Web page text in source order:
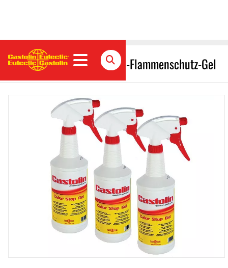
Calor Stop Gel - Anti-Hitze-Flammenschutz-Gel